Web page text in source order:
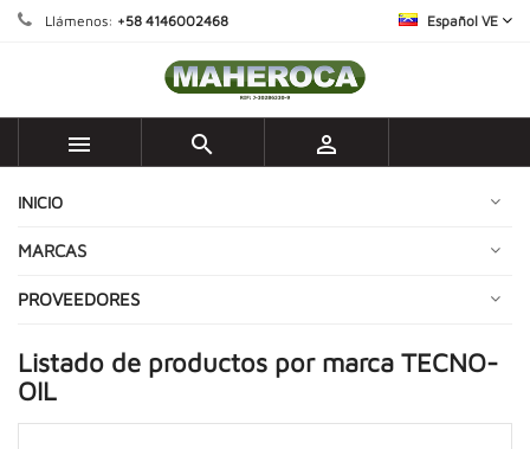
Llámenos: +58 4146002468 Español VE
  
INICIO
MARCAS
PROVEEDORES
Listado de productos por marca TECNO-
OIL